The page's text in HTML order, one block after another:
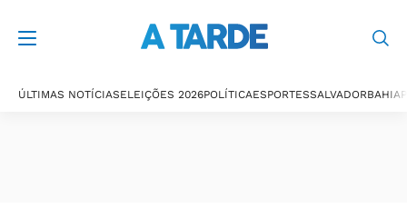
ÚLTIMAS NOTÍCIASELEIÇÕES 2026POLÍTICAESPORTESSALVADORBAHIA